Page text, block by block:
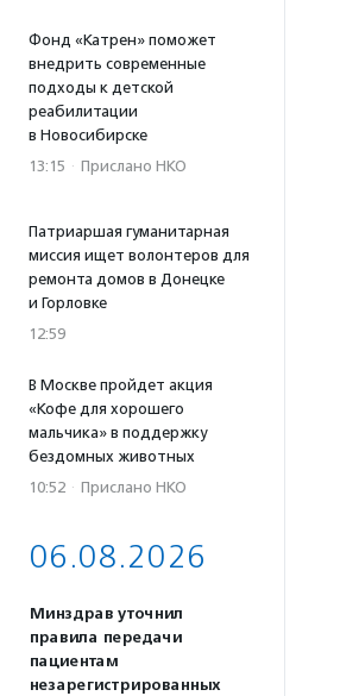
Фонд «Катрен» поможет
внедрить современные
подходы к детской
реабилитации
в Новосибирске
13:15 · Прислано НКО
Патриаршая гуманитарная
миссия ищет волонтеров для
ремонта домов в Донецке
и Горловке
12:59
В Москве пройдет акция
«Кофе для хорошего
мальчика» в поддержку
бездомных животных
10:52 · Прислано НКО
06.08.2026
Минздрав уточнил
правила передачи
пациентам
незарегистрированных